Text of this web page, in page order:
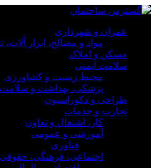
عمران و شهرداری
مواد و مصالح، ابزار
مسکن و املاک
سلامت ایمنی
محیط زیست و کشاورزی
پزشکی، بهداشت و سلامت
طراحی و دکوراسیون
تجارت و خدمات
کار، اشتغال و تعاون
آموزشی و عمومی
فناوری
اجتماعی، فرهنگی، حقوقی
×
عمران و شهرداری
مواد و مصالح، ابزار
مسکن و املاک
سلامت ایمنی
محیط زیست و کشاورزی
پزشکی، بهداشت و سلامت
طراحی و دکوراسیون
تجارت و خدمات
کار، اشتغال و تعاون
آموزشی و عمومی
فناوری